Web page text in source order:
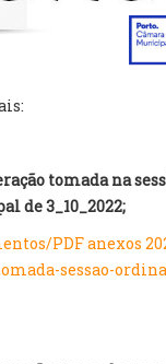
PÚBLICAS DO
tomada na
de 3_10_2022;
PDF anexos
sessao-